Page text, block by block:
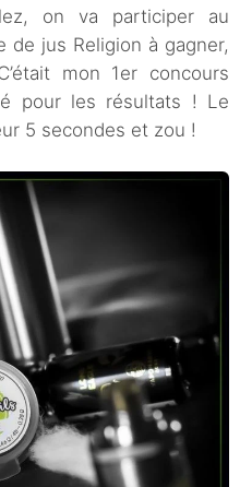
on va participer au
de jus Religion à gagner,
mon 1er concours
pour les résultats ! Le
5 secondes et zou !